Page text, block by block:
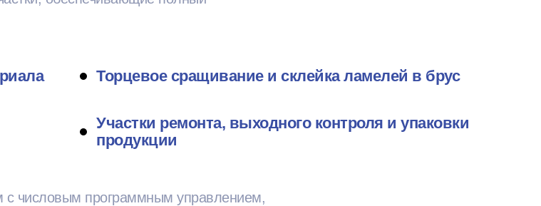
Торцевое сращивание и склейка ламелей в брус
Участки ремонта, выходного контроля и упаковки
продукции
с числовым программным управлением,